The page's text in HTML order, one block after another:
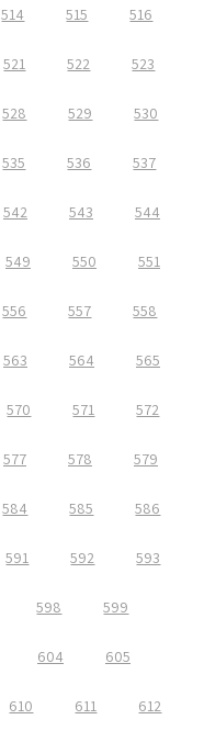
514 515 516
521 522 523
528 529 530
535 536 537
542 543 544
549 550 551
556 557 558
563 564 565
570 571 572
577 578 579
584 585 586
591 592 593
598 599
604 605
610 611 612